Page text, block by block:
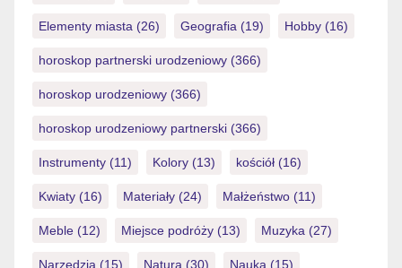
Elementy miasta (26) Geografia (19) Hobby (16)
horoskop partnerski urodzeniowy (366)
horoskop urodzeniowy (366)
horoskop urodzeniowy partnerski (366)
Instrumenty (11) Kolory (13) kościół (16)
Kwiaty (16) Materiały (24) Małżeństwo (11)
Meble (12) Miejsce podróży (13) Muzyka (27)
Narzędzia (15) Natura (30) Nauka (15)